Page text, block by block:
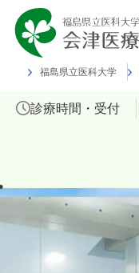
福島県立医科大学
外来受診の方
入院・ご面会の方
診療科
当院について
診療時間・受付